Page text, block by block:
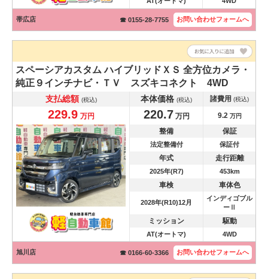
帯広店 ☎ 0155-28-7755 お問い合わせフォームへ
スペーシアカスタムハイブリッドＸＳ 全方位カメラ・
純正９インチナビ・ＴＶ スズキコネクト 4WD
支払総額 (税込) 本体価格 (税込) 諸費用 (税込)
229.9 万円 220.7 万円 9.2 万円
整備 保証
法定整備付 保証付
年式 走行距離
2025年(R7) 453km
車検 車体色
2028年(R10)12月
インディゴブル
ーⅡ
ミッション 駆動
AT(オートマ) 4WD
旭川店 ☎ 0166-60-3366 お問い合わせフォームへ